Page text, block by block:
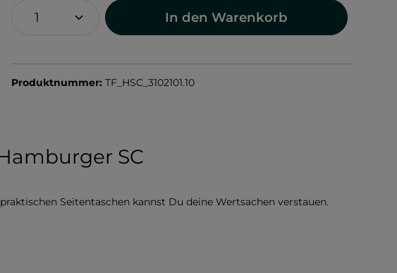
In den Warenkorb
Produktnummer: TF_HSC_3102101.10
SC
Seitentaschen kannst Du deine Wertsachen verstauen.